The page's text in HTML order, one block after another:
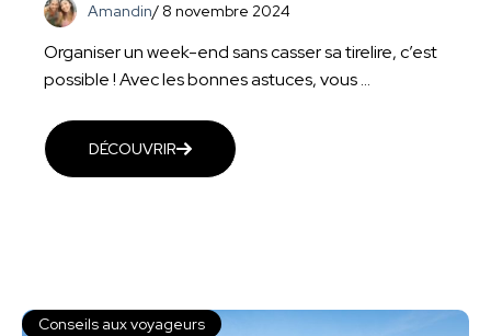
Amandin/ 8 novembre 2024
Organiser un week-end sans casser sa tirelire, c’est
possible ! Avec les bonnes astuces, vous ...
DÉCOUVRIR
Conseils aux voyageurs